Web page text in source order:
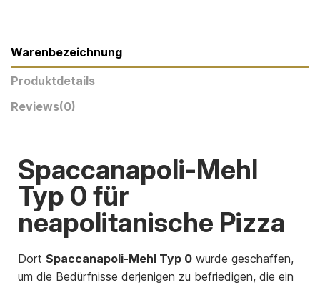
Warenbezeichnung
Produktdetails
Reviews(0)
Spaccanapoli-Mehl
Typ 0 für
neapolitanische Pizza
Dort Spaccanapoli-Mehl Typ 0 wurde geschaffen,
um die Bedürfnisse derjenigen zu befriedigen, die ein